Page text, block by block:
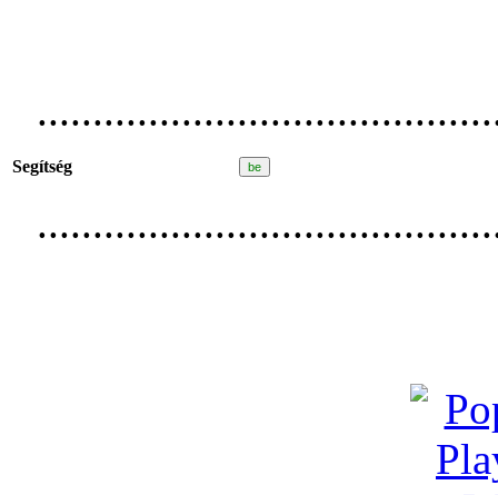
Segítség